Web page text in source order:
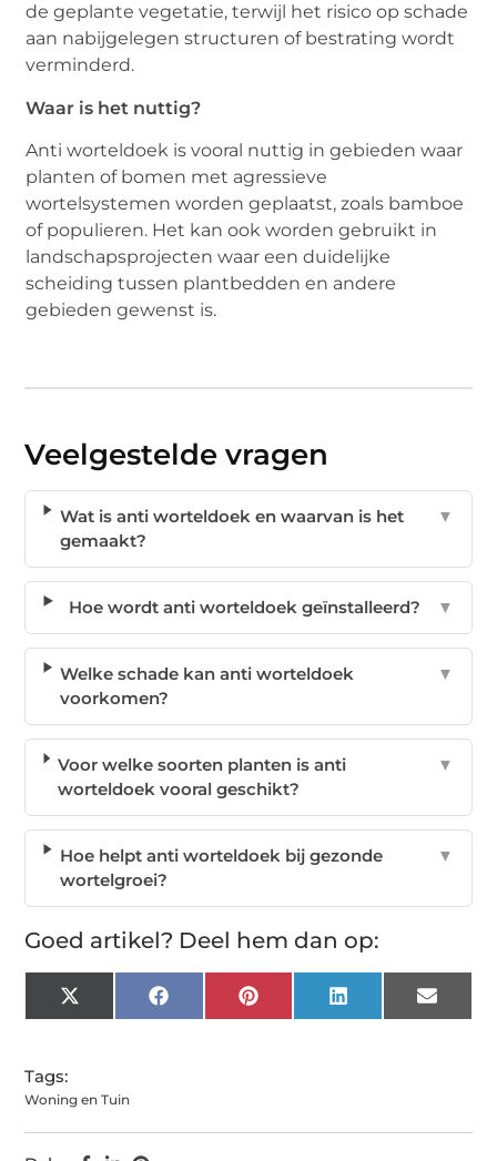
de geplante vegetatie, terwijl het risico op schade
aan nabijgelegen structuren of bestrating wordt
verminderd.
Waar is het nuttig?
Anti worteldoek is vooral nuttig in gebieden waar
planten of bomen met agressieve
wortelsystemen worden geplaatst, zoals bamboe
of populieren. Het kan ook worden gebruikt in
landschapsprojecten waar een duidelijke
scheiding tussen plantbedden en andere
gebieden gewenst is.
Veelgestelde vragen
Wat is anti worteldoek en waarvan is het
gemaakt?
▼
Hoe wordt anti worteldoek geïnstalleerd? ▼
Welke schade kan anti worteldoek
voorkomen?
▼
Voor welke soorten planten is anti
worteldoek vooral geschikt?
▼
Hoe helpt anti worteldoek bij gezonde
wortelgroei?
▼
Goed artikel? Deel hem dan op:
X
(Twitter)
Facebook Pinterest LinkedIn Email
Tags:
Woning en Tuin